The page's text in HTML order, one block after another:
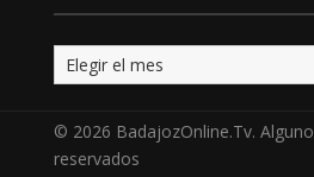
Archivo
© 2026 BadajozOnline.Tv.
reservados